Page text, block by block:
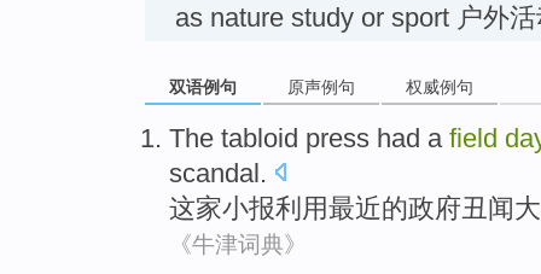
as nature study or sport 户外
双语例句 原声例句 权威例句
The tabloid press had a field
scandal.
这家小报利用最近的政府丑闻
《牛津词典》